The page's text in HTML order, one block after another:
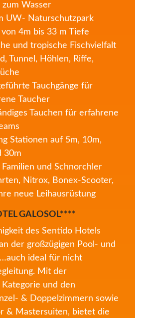
zum Wasser
UW- Naturschutzpark
von 4m bis 33 m Tiefe
und tropische Fischvielfalt
Tunnel, Höhlen, Riffe,
Tauchgänge für
Taucher
Tauchen für erfahrene
Stationen auf 5m, 10m,
30m
Familien und Schnorchler
Nitrox, Bonex-Scooter,
neue Leihausrüstung
GALOSOL****
des Sentido Hotels
der großzügigen Pool- und
ideal für nicht
Mit der
und den
& Doppelzimmern sowie
& Mastersuiten, bietet die